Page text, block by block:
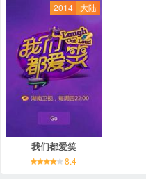
2014 大陆
我们都爱笑
8.4